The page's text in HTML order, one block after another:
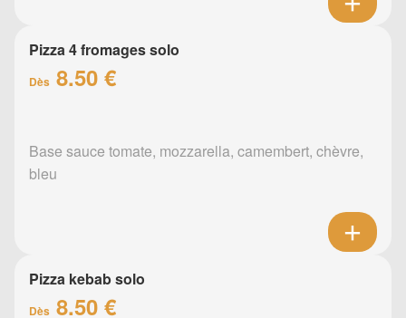
Pizza 4 fromages solo
Dès 8.50 €
Base sauce tomate, mozzarella, camembert, chèvre,
bleu
Pizza kebab solo
Dès 8.50 €